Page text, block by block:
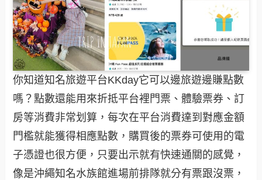
你知道知名旅遊平台KKday它可以邊旅遊邊賺點數
嗎？點數還能用來折抵平台裡門票、體驗票券、訂
房等消費非常划算，每次在平台消費達到對應金額
門檻就能獲得相應點數，購買後的票券可使用的電
子憑證也很方便，只要出示就有快速通關的感覺，
像是沖繩知名水族館進場前排隊就分有票跟沒票，